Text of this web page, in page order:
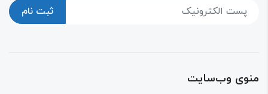
ثبت نام
وب‌سایت